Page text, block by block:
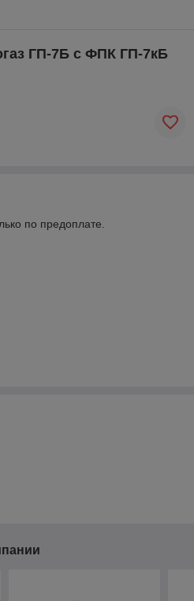
ГП-7Б с ФПК ГП-7кБ
по предоплате.